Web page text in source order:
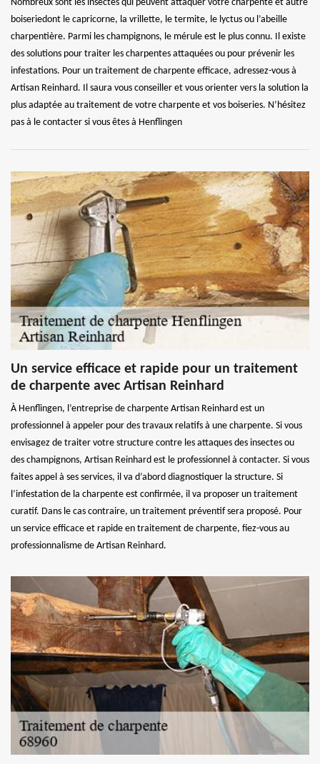
Nombreux sont les insectes qui peuvent attaquer votre charpente et autre
boiseriedont le capricorne, la vrillette, le termite, le lyctus ou l’abeille
charpentière. Parmi les champignons, le mérule est le plus connu. Il existe
des solutions pour traiter les charpentes attaquées ou pour prévenir les
infestations. Pour un traitement de charpente efficace, adressez-vous à
Artisan Reinhard. Il saura vous conseiller et vous orienter vers la solution la
plus adaptée au traitement de votre charpente et vos boiseries. N’hésitez
pas à le contacter si vous êtes à Henflingen
Un service efficace et rapide pour un traitement
de charpente avec Artisan Reinhard
À Henflingen, l’entreprise de charpente Artisan Reinhard est un
professionnel à appeler pour des travaux relatifs à une charpente. Si vous
envisagez de traiter votre structure contre les attaques des insectes ou
des champignons, Artisan Reinhard est le professionnel à contacter. Si vous
faites appel à ses services, il va d’abord diagnostiquer la structure. Si
l’infestation de la charpente est confirmée, il va proposer un traitement
curatif. Dans le cas contraire, un traitement préventif sera proposé. Pour
un service efficace et rapide en traitement de charpente, fiez-vous au
professionnalisme de Artisan Reinhard.